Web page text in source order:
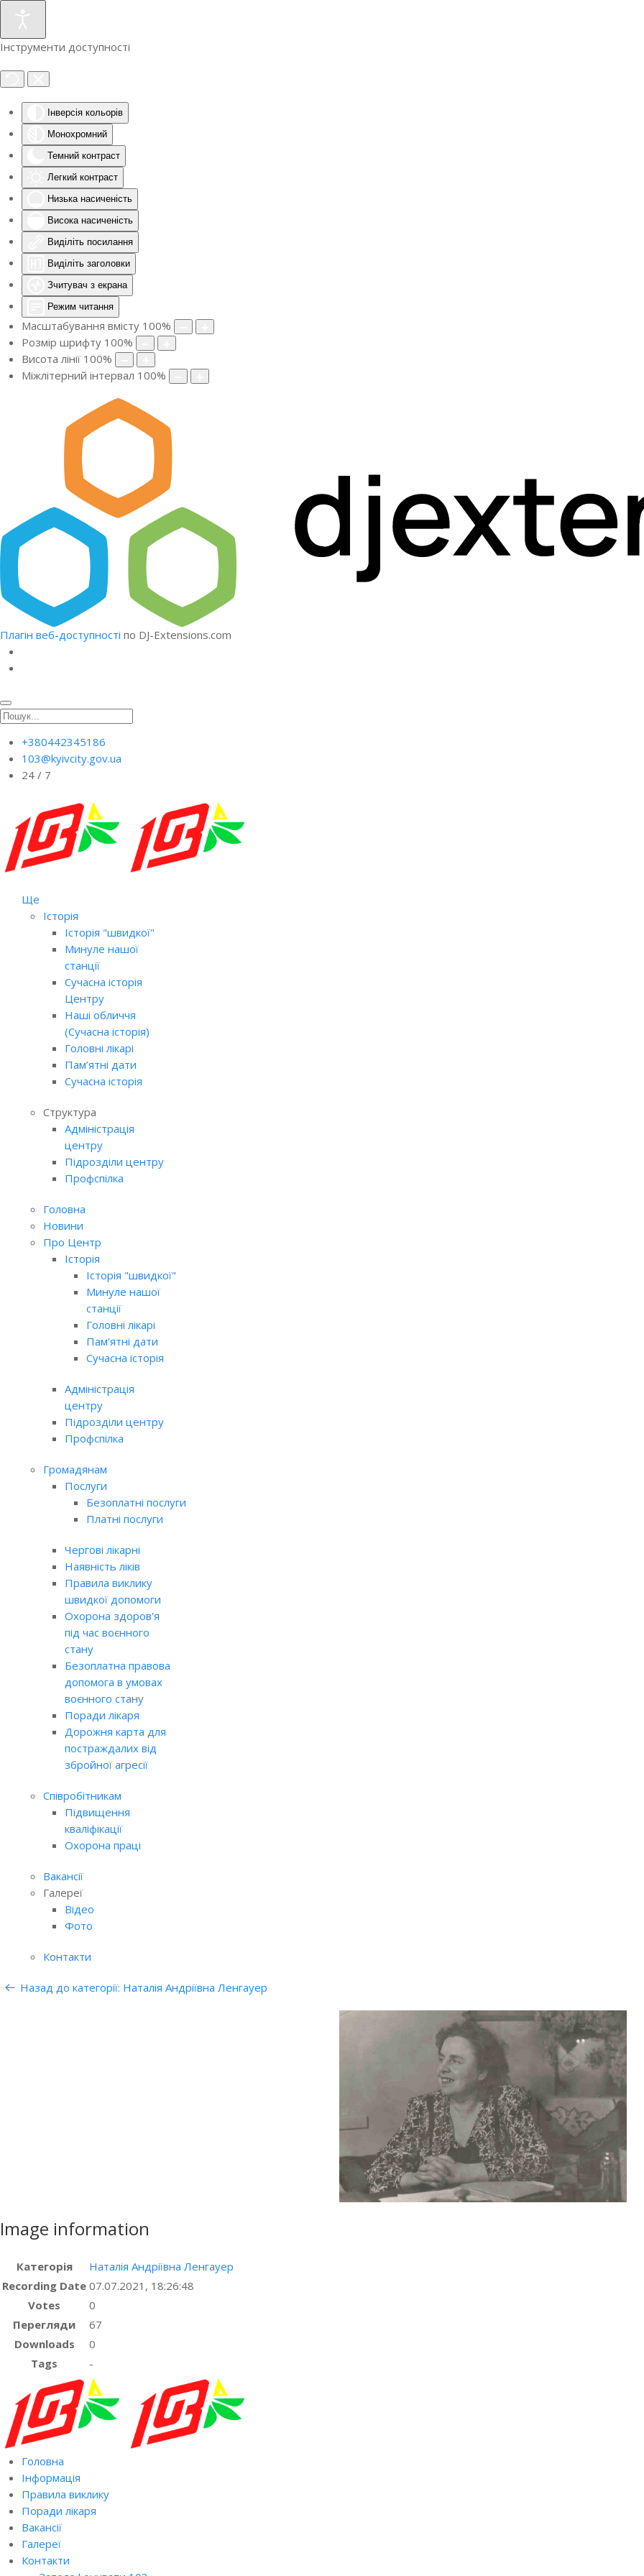
Інструменти доступності
Інверсія кольорів
Монохромний
Темний контраст
Легкий контраст
Низька насиченість
Висока насиченість
Виділіть посилання
Виділіть заголовки
Зчитувач з екрана
Режим читання
Масштабування вмісту 100%
Розмір шрифту 100%
Висота лінії 100%
Міжлітерний інтервал 100%
Плагін веб-доступності по DJ-Extensions.com
+380442345186
103@kyivcity.gov.ua
24 / 7
Ще
Історія
Історія "швидкої"
Минуле нашої
станції
Сучасна історія
Центру
Наші обличчя
(Сучасна історія)
Головні лікарі
Пам’ятні дати
Сучасна історія
Структура
Адміністрація
центру
Підрозділи центру
Профспілка
Головна
Новини
Про Центр
Історія
Історія "швидкої"
Минуле нашої
станції
Головні лікарі
Пам’ятні дати
Сучасна історія
Адміністрація
центру
Підрозділи центру
Профспілка
Громадянам
Послуги
Безоплатні послуги
Платні послуги
Чергові лікарні
Наявність ліків
Правила виклику
швидкої допомоги
Охорона здоров'я
під час воєнного
стану
Безоплатна правова
допомога в умовах
воєнного стану
Поради лікаря
Дорожня карта для
постраждалих від
збройної агресії
Співробітникам
Підвищення
кваліфікації
Охорона праці
Вакансії
Галереї
Відео
Фото
Контакти
Назад до категорії: Наталія Андріївна Ленгауер
Image information
Категорія
Наталія Андріївна Ленгауер
Recording Date 07.07.2021, 18:26:48
Votes
0
Перегляди
67
Downloads
0
Tags
-
Головна
Інформація
Правила виклику
Поради лікаря
Вакансії
Галереї
Контакти